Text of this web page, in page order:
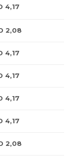
4,17
2,08
4,17
4,17
4,17
4,17
2,08